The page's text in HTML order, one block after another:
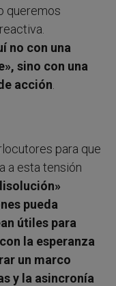
queremos
no con una
sino con una
acción
para que
a esta tensión
pueda
útiles para
la esperanza
un marco
y la asincronía